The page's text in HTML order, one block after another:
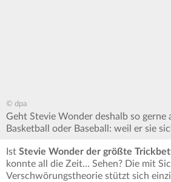
© dpa
Geht Stevie Wonder deshalb so
Basketball oder Baseball: weil er sie
Ist Stevie Wonder der größte
konnte all die Zeit... Sehen? Die mit
Verschwörungstheorie stützt sich